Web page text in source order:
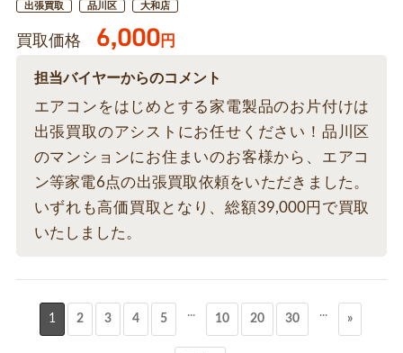
出張買取 品川区 大和店
買取価格 6,000円
担当バイヤーからのコメント
エアコンをはじめとする家電製品のお片付けは
出張買取のアシストにお任せください！品川区
のマンションにお住まいのお客様から、エアコ
ン等家電6点の出張買取依頼をいただきました。
いずれも高価買取となり、総額39,000円で買取
いたしました。
1 2 3 4 5 ... 10 20 30 ... »